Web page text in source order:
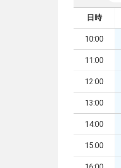
日時
10:00
11:00
12:00
13:00
14:00
15:00